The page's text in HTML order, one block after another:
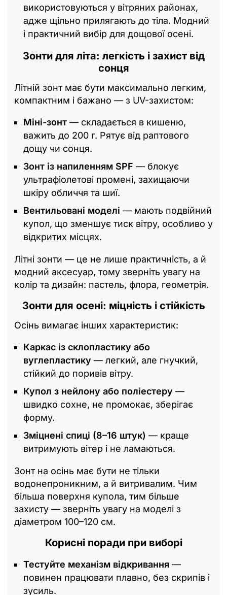
використовуються у вітряних районах,
адже щільно прилягають до тіла. Модний
і практичний вибір для дощової осені.
Зонти для літа: легкість і захист від
сонця
Літній зонт має бути максимально легким,
компактним і бажано — з UV-захистом:
Міні-зонт — складається в кишеню,
важить до 200 г. Рятує від раптового
дощу чи сонця.
Зонт із напиленням SPF — блокує
ультрафіолетові промені, захищаючи
шкіру обличчя та шиї.
Вентильовані моделі — мають подвійний
купол, що зменшує тиск вітру, особливо у
відкритих місцях.
Літні зонти — це не лише практичність, а й
модний аксесуар, тому зверніть увагу на
колір та дизайн: пастель, флора, геометрія.
Зонти для осені: міцність і стійкість
Осінь вимагає інших характеристик:
Каркас із склопластику або
вуглепластику — легкий, але гнучкий,
стійкий до поривів вітру.
Купол з нейлону або поліестеру —
швидко сохне, не промокає, зберігає
форму.
Зміцнені спиці (8–16 штук) — краще
витримують вітер і не ламаються.
Зонт на осінь має бути не тільки
водонепроникним, а й витривалим. Чим
більша поверхня купола, тим більше
захисту — зверніть увагу на моделі з
діаметром 100–120 см.
Корисні поради при виборі
Тестуйте механізм відкривання —
повинен працювати плавно, без скрипів і
зусиль.